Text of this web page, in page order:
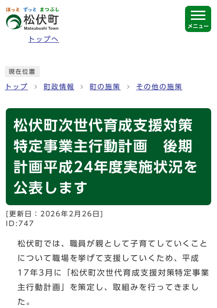
ページの先頭です
トップへ
メニュー
現在位置
トップ 町政情報 町の施策 その他の施策
松伏町次世代育成支援対策
特定事業主行動計画 後期
計画平成24年度実施状況を
公表します
[更新日： 2026年2月26日
ID:747
松伏町では、職員が親として子育てしていくこと
について職場を挙げて支援していくため、平成
17年3月に「松伏町次世代育成支援対策特定事業
主行動計画」を策定し、取組みを行ってきまし
た。